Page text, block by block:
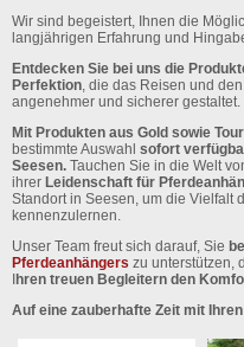
Wir sind begeistert, Ihnen die
langjährigen Erfahrung und
Entdecken Sie bei uns die
Perfektion, die das Reisen und
angenehmer und sicherer gestaltet.
Mit Produkten aus Gold sowie
bestimmte Auswahl sofort
Seesen. Tauchen Sie in die Welt
ihrer Leidenschaft für
Standort in Seesen, um die Vielfalt
kennenzulernen.
Unser Team freut sich darauf, Sie
Pferdeanhängers zu unterstützen,
Ihren treuen Begleitern den
Auf eine zauberhafte Zeit mit